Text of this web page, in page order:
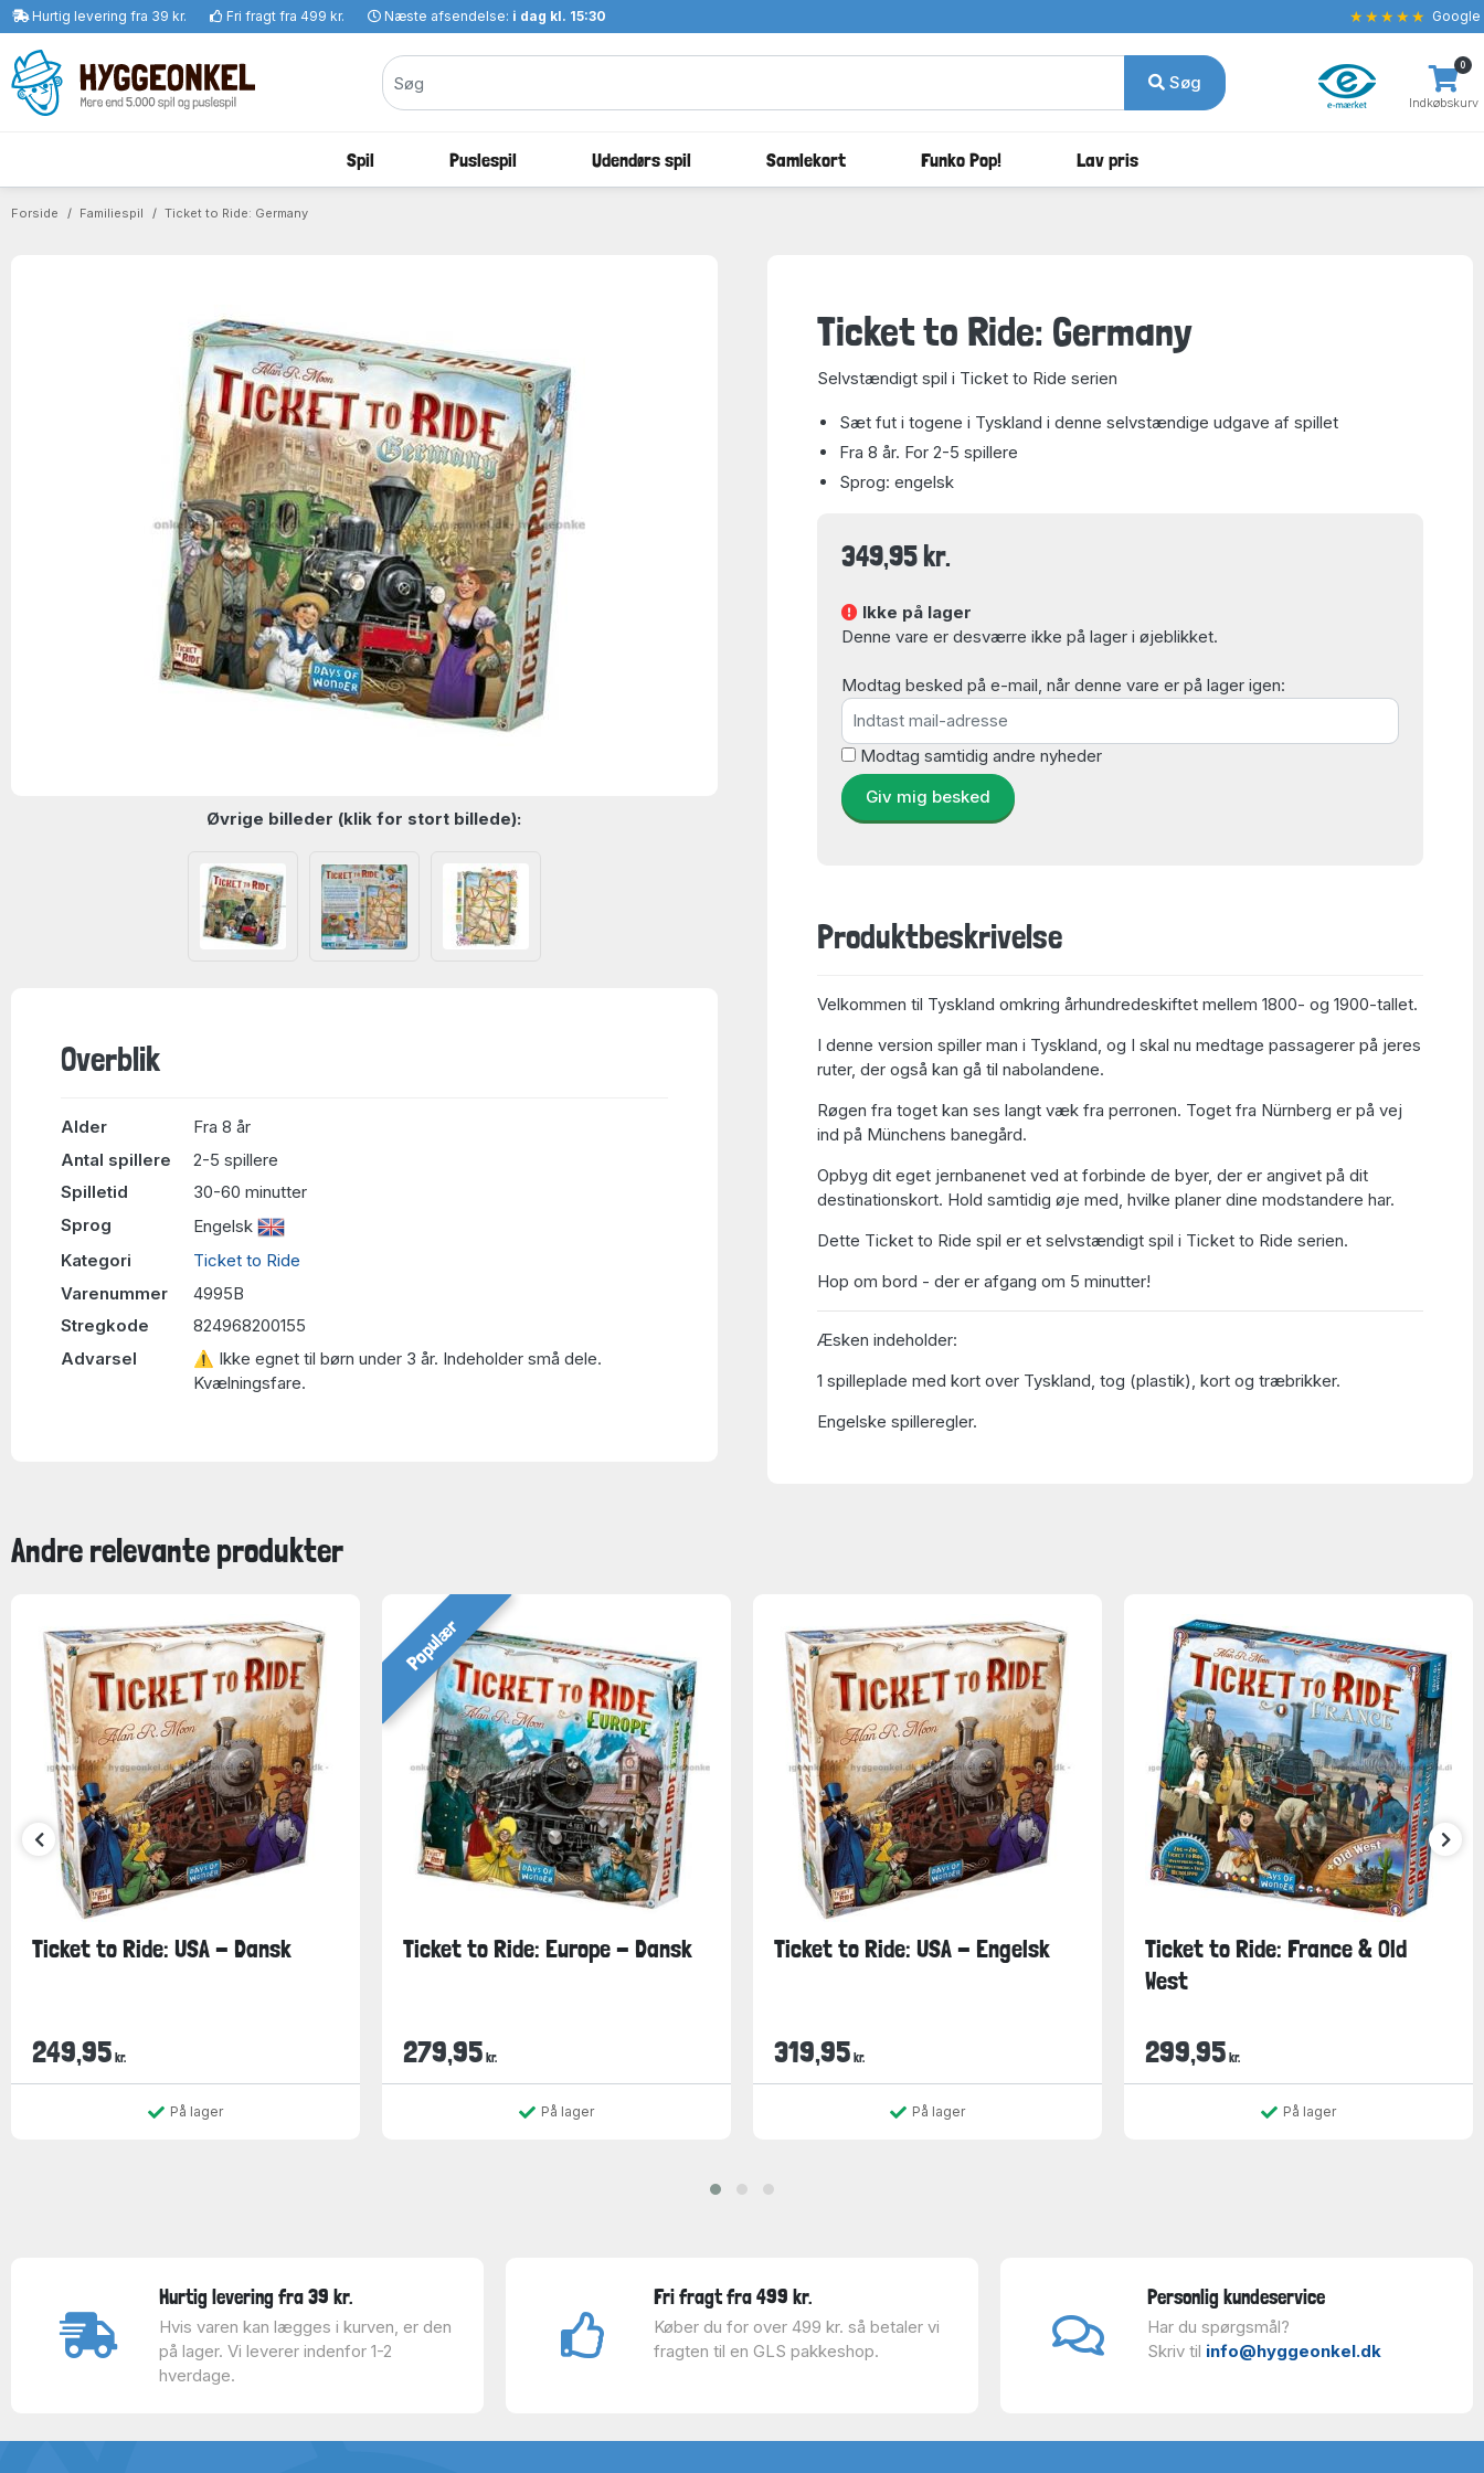
Hurtig levering fra 39 kr. Fri fragt fra 499 kr. Næste afsendelse: i dag kl. 15:30 ★★★★★ Google
Søg
Indkøbskurv
0
Spil Puslespil Udendørs spil Samlekort Funko Pop! Lav pris
Forside Familiespil Ticket to Ride: Germany
Øvrige billeder (klik for stort billede):
Overblik
Alder
Fra 8 år
Antal spillere
2-5 spillere
Spilletid
30-60 minutter
Sprog
Engelsk
Kategori
Ticket to Ride
Varenummer
4995B
Stregkode
824968200155
Advarsel
⚠ Ikke egnet til børn under 3 år. Indeholder små dele.
Kvælningsfare.
Ticket to Ride: Germany
Selvstændigt spil i Ticket to Ride serien
Sæt fut i togene i Tyskland i denne selvstændige udgave af spillet
Fra 8 år. For 2-5 spillere
Sprog: engelsk
349,95 kr.
Ikke på lager
Denne vare er desværre ikke på lager i øjeblikket.
Modtag besked på e-mail, når denne vare er på lager igen:
Modtag samtidig andre nyheder
Giv mig besked
Produktbeskrivelse
Velkommen til Tyskland omkring århundredeskiftet mellem 1800- og 1900-tallet.
I denne version spiller man i Tyskland, og I skal nu medtage passagerer på jeres
ruter, der også kan gå til nabolandene.
Røgen fra toget kan ses langt væk fra perronen. Toget fra Nürnberg er på vej
ind på Münchens banegård.
Opbyg dit eget jernbanenet ved at forbinde de byer, der er angivet på dit
destinationskort. Hold samtidig øje med, hvilke planer dine modstandere har.
Dette Ticket to Ride spil er et selvstændigt spil i Ticket to Ride serien.
Hop om bord - der er afgang om 5 minutter!
Æsken indeholder:
1 spilleplade med kort over Tyskland, tog (plastik), kort og træbrikker.
Engelske spilleregler.
Andre relevante produkter
Ticket to Ride: USA - Dansk
249,95 kr.
På lager
Populær
Ticket to Ride: Europe - Dansk
279,95 kr.
På lager
Ticket to Ride: USA - Engelsk
319,95 kr.
På lager
Ticket to Ride: France & Old
West
299,95 kr.
På lager
Hurtig levering fra 39 kr.
Hvis varen kan lægges i kurven, er den
på lager. Vi leverer indenfor 1-2
hverdage.
Fri fragt fra 499 kr.
Køber du for over 499 kr. så betaler vi
fragten til en GLS pakkeshop.
Personlig kundeservice
Har du spørgsmål?
Skriv til info@hyggeonkel.dk